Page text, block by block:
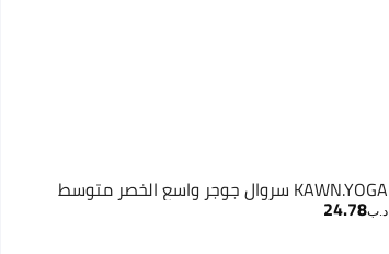
KAWN.YOGA سروال جوجر واسع الخصر متوسط
د.ب‏24.78